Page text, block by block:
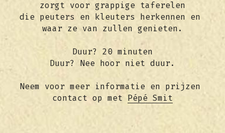
zorgt voor grappige taferelen
die peuters en kleuters herkennen en
waar ze van zullen genieten.
Duur? 20 minuten
Duur? Nee hoor niet duur.
Neem voor meer informatie en prijzen
contact op met Pépé Smit